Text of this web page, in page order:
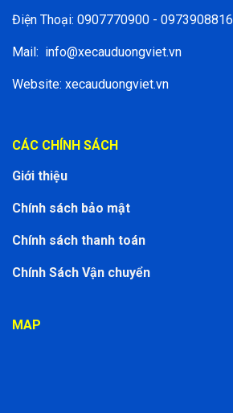
Điện Thoại: 0907770900 - 0973908816
Mail: info@xecauduongviet.vn
Website: xecauduongviet.vn
CÁC CHÍNH SÁCH
Giới thiệu
Chính sách bảo mật
Chính sách thanh toán
Chính Sách Vận chuyển
MAP